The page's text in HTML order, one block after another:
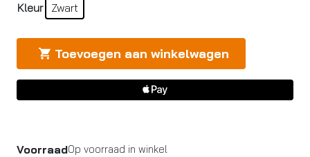
Kleur Zwart
Toevoegen aan winkelwagen
VoorraadOp voorraad in winkel